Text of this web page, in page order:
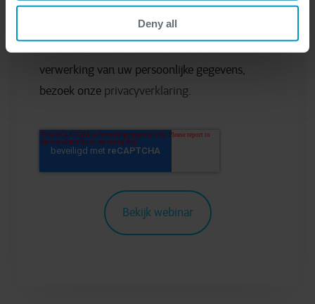
Deny all
betrekking tot alle diensten van Cegeka.
Om meer te weten te komen over de
verwerking van uw persoonlijke gegevens,
bezoek onze privacyverklaring.